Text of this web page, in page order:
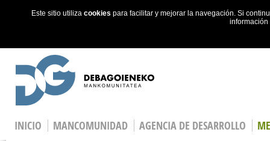
Este sitio utiliza cookies para facilitar y mejorar la navegación. Si
INICIO MANCOMUNIDAD AGENCIA DE DESARROLLO